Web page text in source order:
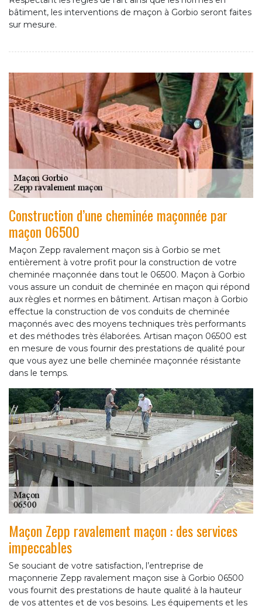
bâtiment, les interventions de maçon à Gorbio seront faites
sur mesure.
Construction d’une cheminée maçonnée par
maçon 06500
Maçon Zepp ravalement maçon sis à Gorbio se met
entièrement à votre profit pour la construction de votre
cheminée maçonnée dans tout le 06500. Maçon à Gorbio
vous assure un conduit de cheminée en maçon qui répond
aux règles et normes en bâtiment. Artisan maçon à Gorbio
effectue la construction de vos conduits de cheminée
maçonnés avec des moyens techniques très performants
et des méthodes très élaborées. Artisan maçon 06500 est
en mesure de vous fournir des prestations de qualité pour
que vous ayez une belle cheminée maçonnée résistante
dans le temps.
Maçon Zepp ravalement maçon : des services
impeccables
Se souciant de votre satisfaction, l’entreprise de
maçonnerie Zepp ravalement maçon sise à Gorbio 06500
vous fournit des prestations de haute qualité à la hauteur
de vos attentes et de vos besoins. Les équipements et les